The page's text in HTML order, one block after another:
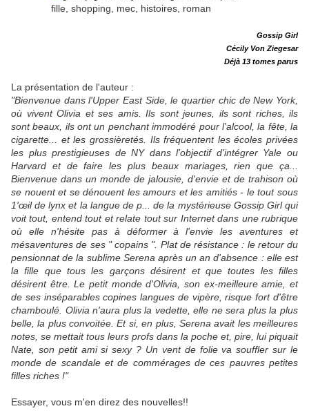
Gossip Girl
Cécily Von Ziegesar
Déjà 13 tomes parus
La présentation de l'auteur :
"Bienvenue dans l'Upper East Side, le quartier chic de New York,
où vivent Olivia et ses amis. Ils sont jeunes, ils sont riches, ils
sont beaux, ils ont un penchant immodéré pour l'alcool, la fête, la
cigarette... et les grossièretés. Ils fréquentent les écoles privées
les plus prestigieuses de NY dans l'objectif d'intégrer Yale ou
Harvard et de faire les plus beaux mariages, rien que ça...
Bienvenue dans un monde de jalousie, d'envie et de trahison où
se nouent et se dénouent les amours et les amitiés - le tout sous
1'œil de lynx et la langue de p... de la mystérieuse Gossip Girl qui
voit tout, entend tout et relate tout sur Internet dans une rubrique
où elle n'hésite pas à déformer à l'envie les aventures et
mésaventures de ses " copains ". Plat de résistance : le retour du
pensionnat de la sublime Serena après un an d'absence : elle est
la fille que tous les garçons désirent et que toutes les filles
désirent être. Le petit monde d'Olivia, son ex-meilleure amie, et
de ses inséparables copines langues de vipère, risque fort d'être
chamboulé. Olivia n'aura plus la vedette, elle ne sera plus la plus
belle, la plus convoitée. Et si, en plus, Serena avait les meilleures
notes, se mettait tous leurs profs dans la poche et, pire, lui piquait
Nate, son petit ami si sexy ? Un vent de folie va souffler sur le
monde de scandale et de commérages de ces pauvres petites
filles riches !"
Essayer, vous m'en direz des nouvelles!!